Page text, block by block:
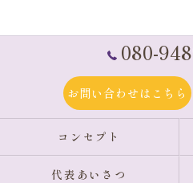
080-
お問い合わせはこちら
コンセプト
代表あいさつ